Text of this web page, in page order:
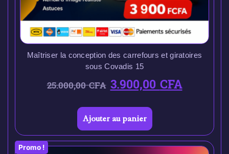
Maîtriser la conception des carrefours et giratoires
sous Covadis 15
25.000,00CFA 3.900,00CFA
Ajouter au panier
Promo !